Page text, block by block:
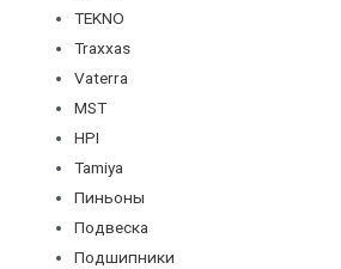
TEKNO
Traxxas
Vaterra
MST
HPI
Tamiya
Пиньоны
Подвеска
Подшипники